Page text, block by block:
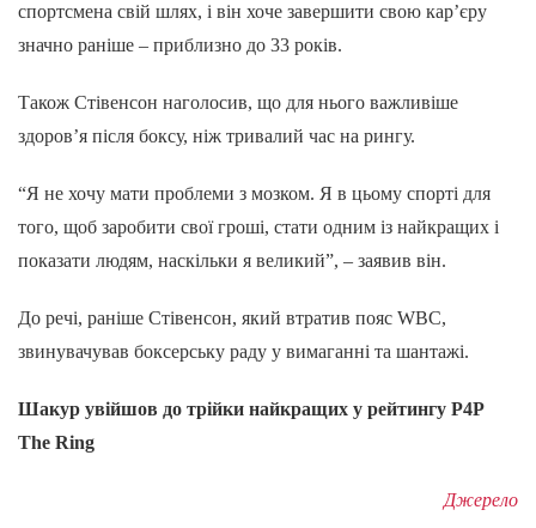
спортсмена свій шлях, і він хоче завершити свою кар’єру
значно раніше – приблизно до 33 років.
Також Стівенсон наголосив, що для нього важливіше
здоров’я після боксу, ніж тривалий час на рингу.
“Я не хочу мати проблеми з мозком. Я в цьому спорті для
того, щоб заробити свої гроші, стати одним із найкращих і
показати людям, наскільки я великий”, – заявив він.
До речі, раніше Стівенсон, який втратив пояс WBC,
звинувачував боксерську раду у вимаганні та шантажі.
Шакур увійшов до трійки найкращих у рейтингу P4P
The Ring
Джерело